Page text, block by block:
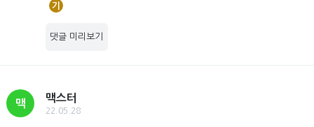
기
댓글 미리보기
맥
맥스터
22.05.28